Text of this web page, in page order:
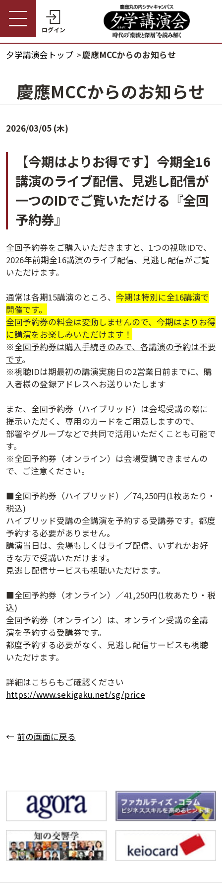
ログイン
会員の方
パスワード
会員番号・パスワードをお忘れの方
ログインヘルプ
プライバシーポリシーに同意の上ご利用ください。
新規会員登録（無料）
法人会員システムご利用の方へ
夕学講演会トップ 慶應MCCからのお知らせ
慶應MCCからのお知らせ
2026/03/05 (木)
【今期はよりお得です】今期全16
講演のライブ配信、見逃し配信が
一つのIDでご覧いただける『全回
予約券』
全回予約券をご購入いただきますと、1つの視聴IDで、
2026年前期全16講演のライブ配信、見逃し配信がご覧
いただけます。
通常は各期15講演のところ、 今期は特別に全16講演で
開催です。
全回予約券の料金は変動しませんので、今期はよりお得
に講演をお楽しみいただけます！
※全回予約券は購入手続きのみで、各講演の予約は不要
です。
※視聴IDは期最初の講演実施日の2営業日前までに、購
入者様の登録アドレスへお送りいたします
また、全回予約券（ハイブリッド）は会場受講の際に
提示いただく、専用のカードをご用意しますので、
部署やグループなどで共同で活用いただくことも可能で
す。
※全回予約券（オンライン）は会場受講できませんの
で、ご注意ください。
■全回予約券（ハイブリッド）／74,250円(1枚あたり・
税込)
ハイブリッド受講の全講演を予約する受講券です。都度
予約する必要がありません。
講演当日は、会場もしくはライブ配信、いずれかお好
きな方で受講いただけます。
見逃し配信サービスも視聴いただけます。
■全回予約券（オンライン）／41,250円(1枚あたり・税
込)
全回予約券（オンライン）は、オンライン受講の全講
演を予約する受講券です。
都度予約する必要がなく、見逃し配信サービスも視聴
いただけます。
詳細はこちらもご確認ください
https://www.sekigaku.net/sg/price
前の画面に戻る
夕学講演会とは
受講料金・割引制度
開催日程
資料請求
よくあるご質問
お問い合わせ
講演履歴
法人会員のご案内
講演日程ダウンロード
講演アーカイブ
7日間無料体験